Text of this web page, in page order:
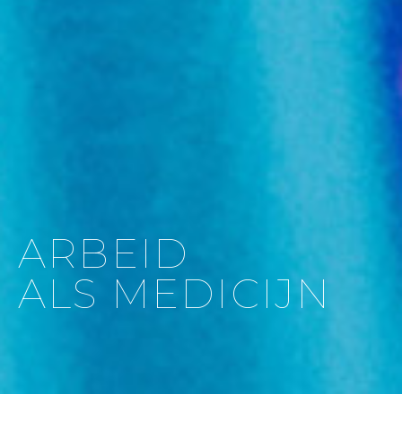
ARBEID
ALS MEDICIJN